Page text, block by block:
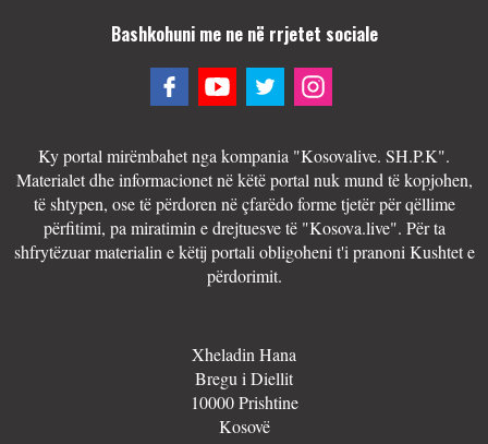
Bashkohuni me ne në rrjetet sociale
Ky portal mirëmbahet nga kompania "Kosovalive. SH.P.K".
Materialet dhe informacionet në këtë portal nuk mund të kopjohen,
të shtypen, ose të përdoren në çfarëdo forme tjetër për qëllime
përfitimi, pa miratimin e drejtuesve të "Kosova.live". Për ta
shfrytëzuar materialin e këtij portali obligoheni t'i pranoni Kushtet e
përdorimit.
Xheladin Hana
Bregu i Diellit
10000 Prishtine
Kosovë